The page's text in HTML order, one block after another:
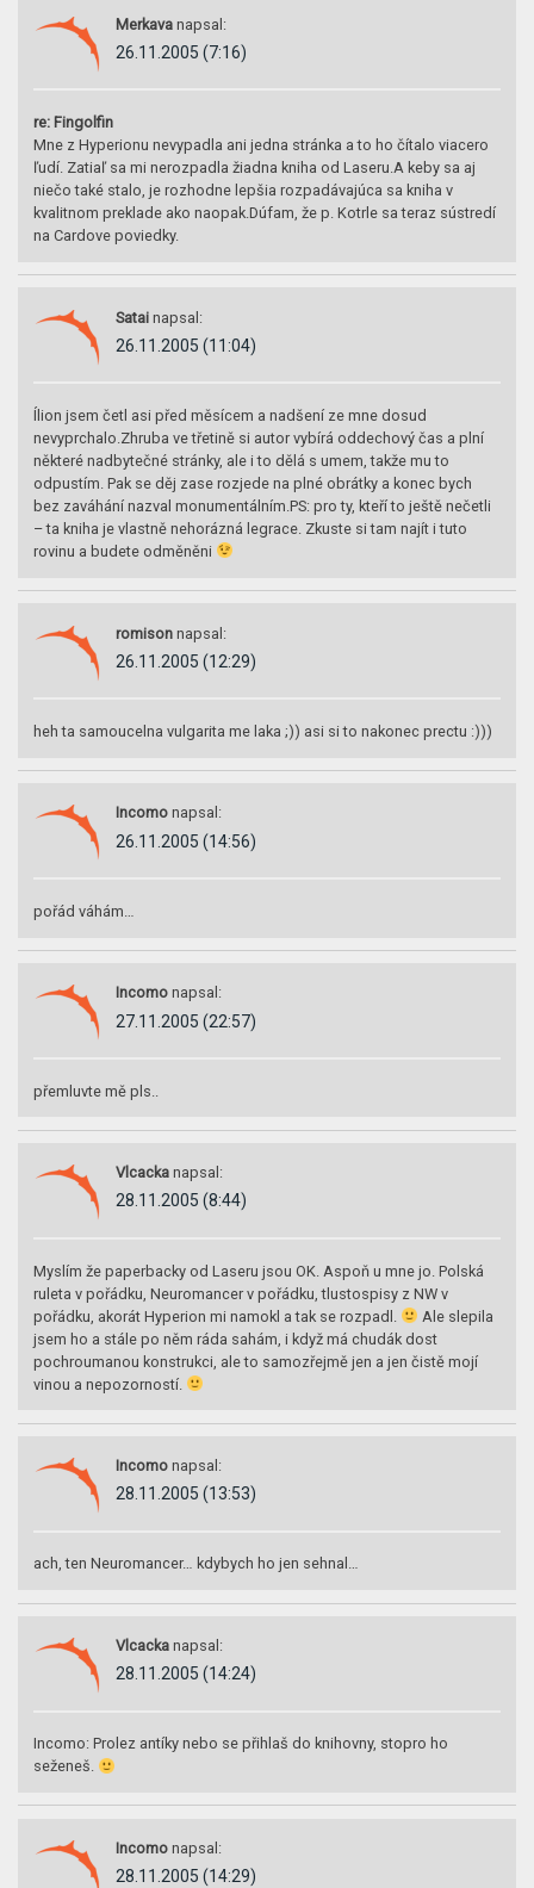
Merkava napsal:
26.11.2005 (7:16)
re: Fingolfin
Mne z Hyperionu nevypadla ani jedna stránka a to ho čítalo viacero
ľudí. Zatiaľ sa mi nerozpadla žiadna kniha od Laseru.A keby sa aj
niečo také stalo, je rozhodne lepšia rozpadávajúca sa kniha v
kvalitnom preklade ako naopak.Dúfam, že p. Kotrle sa teraz sústredí
na Cardove poviedky.
Satai napsal:
26.11.2005 (11:04)
Ílion jsem četl asi před měsícem a nadšení ze mne dosud
nevyprchalo.Zhruba ve třetině si autor vybírá oddechový čas a plní
některé nadbytečné stránky, ale i to dělá s umem, takže mu to
odpustím. Pak se děj zase rozjede na plné obrátky a konec bych
bez zaváhání nazval monumentálním.PS: pro ty, kteří to ještě nečetli
– ta kniha je vlastně nehorázná legrace. Zkuste si tam najít i tuto
rovinu a budete odměněni
romison napsal:
26.11.2005 (12:29)
heh ta samoucelna vulgarita me laka ;)) asi si to nakonec prectu :)))
Incomo napsal:
26.11.2005 (14:56)
pořád váhám…
Incomo napsal:
27.11.2005 (22:57)
přemluvte mě pls..
Vlcacka napsal:
28.11.2005 (8:44)
Myslím že paperbacky od Laseru jsou OK. Aspoň u mne jo. Polská
ruleta v pořádku, Neuromancer v pořádku, tlustospisy z NW v
pořádku, akorát Hyperion mi namokl a tak se rozpadl.
Ale slepila
jsem ho a stále po něm ráda sahám, i když má chudák dost
pochroumanou konstrukci, ale to samozřejmě jen a jen čistě mojí
vinou a nepozorností.
Incomo napsal:
28.11.2005 (13:53)
ach, ten Neuromancer… kdybych ho jen sehnal…
Vlcacka napsal:
28.11.2005 (14:24)
Incomo: Prolez antíky nebo se přihlaš do knihovny, stopro ho
seženeš.
Incomo napsal:
28.11.2005 (14:29)